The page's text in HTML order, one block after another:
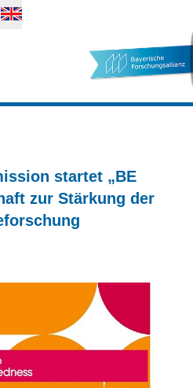
startet „BE
zur Stärkung der